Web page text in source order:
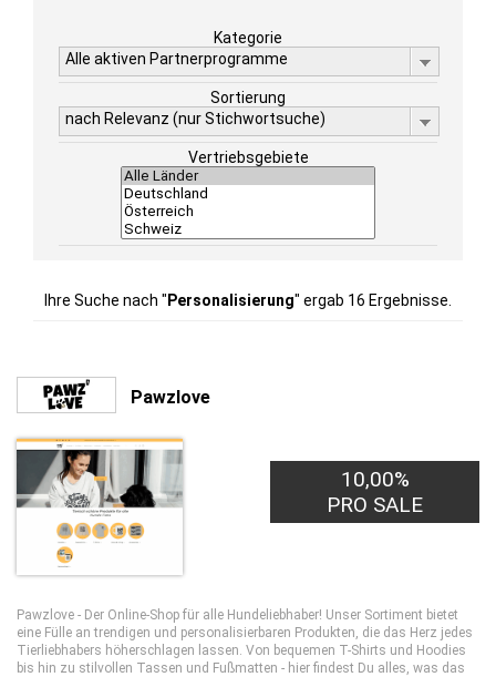
Kategorie
Alle aktiven Partnerprogramme
Sortierung
nach Relevanz (nur Stichwortsuche)
Vertriebsgebiete
Ihre Suche nach " Personalisierung" ergab 16 Ergebnisse.
Pawzlove
10,00%
PRO SALE
Pawzlove - Der Online-Shop für alle Hundeliebhaber! Unser Sortiment bietet
eine Fülle an trendigen und personalisierbaren Produkten, die das Herz jedes
Tierliebhabers höherschlagen lassen. Von bequemen T-Shirts und Hoodies
bis hin zu stilvollen Tassen und Fußmatten - hier findest Du alles, was das